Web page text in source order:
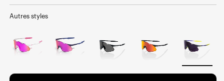
Autres styles